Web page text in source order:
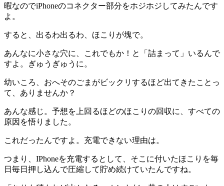
暇なのでiPhoneのコネクター部分をホジホジしてみたんです
よ。
すると、出るわ出るわ、ほこりが塊で。
あんなに小さな穴に、これでもか！と「詰まって」いるんで
すよ。ぎゅうぎゅうに。
幼いころ、おへそのごまがビックリするほど出てきたことっ
て、ありませんか？
あんな感じ。予想を上回るほどのほこりの回収に、すべての
原因を悟りました。
これだったんですよ。充電できない理由は。
つまり、IPhoneを充電するとして、そこに付いたほこりを毎
日毎日押し込んで圧縮して貯め続けていたんですね。